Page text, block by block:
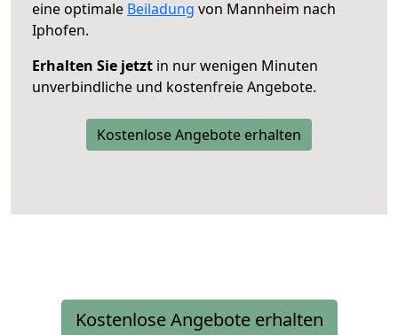
eine optimale Beiladung von Mannheim nach
Iphofen.
Erhalten Sie jetzt in nur wenigen Minuten
unverbindliche und kostenfreie Angebote.
Kostenlose Angebote erhalten
Kostenlose Angebote erhalten